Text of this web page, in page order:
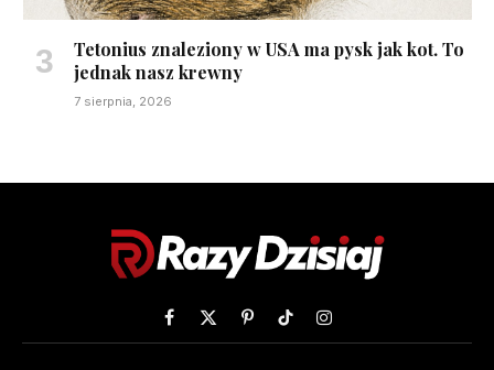
Tetonius znaleziony w USA ma pysk jak kot. To
jednak nasz krewny
7 sierpnia, 2026
Facebook
X
PinterestTikTokInstagram